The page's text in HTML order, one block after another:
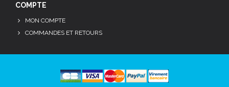
COMPTE
MON COMPTE
COMMANDES ET RETOURS